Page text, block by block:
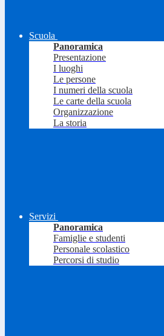
Scuola
Panoramica
Presentazione
I luoghi
Le persone
I numeri della scuola
Le carte della scuola
Organizzazione
La storia
Servizi
Panoramica
Famiglie e studenti
Personale scolastico
Percorsi di studio